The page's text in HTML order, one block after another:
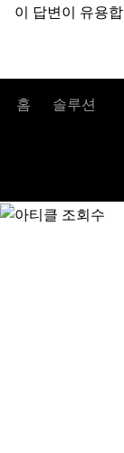
이 답변이 유용
홈 솔루션